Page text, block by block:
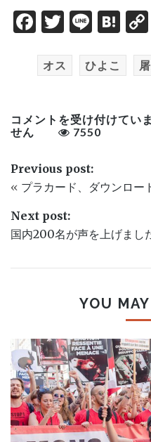
Facebook
Twitter
Line
オス ひよこ
2018
年
ラ
カ
ー
大
賞
べ
場
を
見
学
す
べ
し！」
は
コメントを受け付けていま
せん
7550
Previous post:
« プラカード、ダウンロー
Next post:
国内200名が声を上げまし
YOU
PIN IT